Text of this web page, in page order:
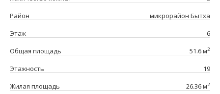
Район
микрорайон Бытха
Этаж
6
Общая площадь
51.6 м2
Этажность
19
Жилая площадь
26.36 м2